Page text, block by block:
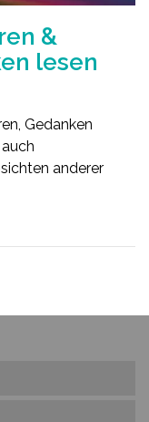
&
lesen
Gedanken
anderer